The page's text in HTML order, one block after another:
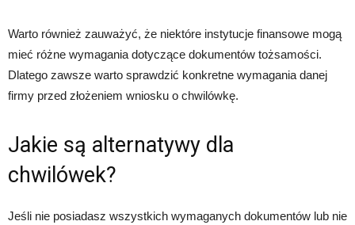
Warto również zauważyć, że niektóre instytucje finansowe mogą
mieć różne wymagania dotyczące dokumentów tożsamości.
Dlatego zawsze warto sprawdzić konkretne wymagania danej
firmy przed złożeniem wniosku o chwilówkę.
Jakie są alternatywy dla
chwilówek?
Jeśli nie posiadasz wszystkich wymaganych dokumentów lub nie